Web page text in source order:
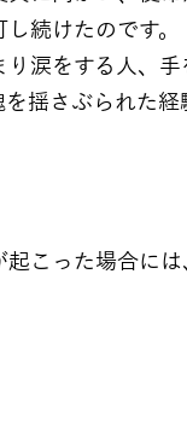
続けたのです。
涙をする人、
揺さぶられた経
こった場合に